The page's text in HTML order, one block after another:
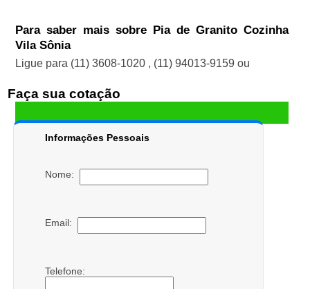
Para saber mais sobre Pia de Granito Cozinha
Vila Sônia
Ligue para (11) 3608-1020 , (11) 94013-9159 ou
Faça sua cotação
Informações Pessoais
Nome:
Email:
Telefone: